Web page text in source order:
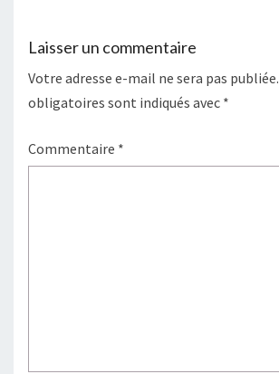
Laisser un commentaire
Votre adresse e-mail ne sera pas publiée.
obligatoires sont indiqués avec *
Commentaire *